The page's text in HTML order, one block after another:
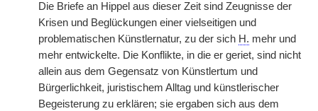
Die Briefe an Hippel aus dieser Zeit sind Zeugnisse der
Krisen und Beglückungen einer vielseitigen und
problematischen Künstlernatur, zu der sich H. mehr und
mehr entwickelte. Die Konflikte, in die er geriet, sind nicht
allein aus dem Gegensatz von Künstlertum und
Bürgerlichkeit, juristischem Alltag und künstlerischer
Begeisterung zu erklären; sie ergaben sich aus dem